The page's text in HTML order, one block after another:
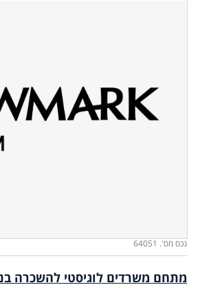
נכס מס'. 64051
מתחם משרדים לוגיסטי להשכרה